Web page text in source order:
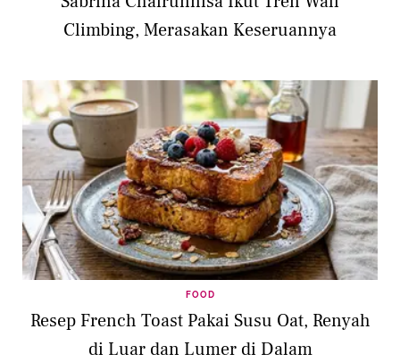
Climbing, Merasakan Keseruannya
FOOD
Resep French Toast Pakai Susu Oat, Renyah
di Luar dan Lumer di Dalam